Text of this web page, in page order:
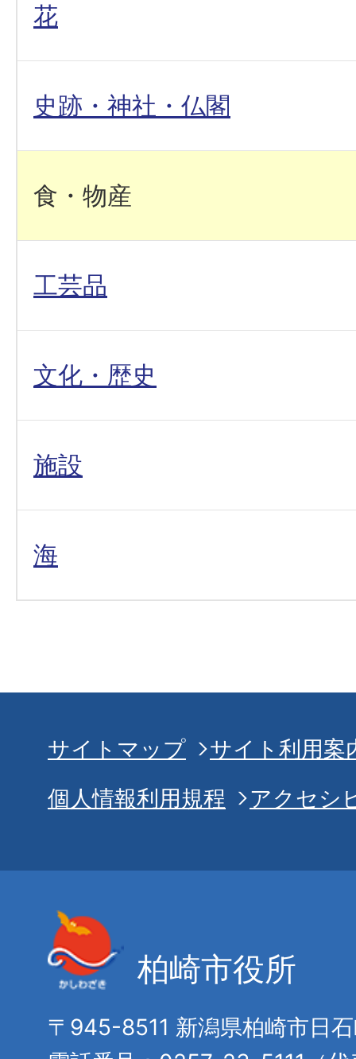
花
史跡・神社・仏閣
食・物産
工芸品
文化・歴史
施設
海
サイトマップ
サイト利用案
個人情報利用規程
アクセシ
柏崎市役所
〒945-8511 新潟県柏崎市日